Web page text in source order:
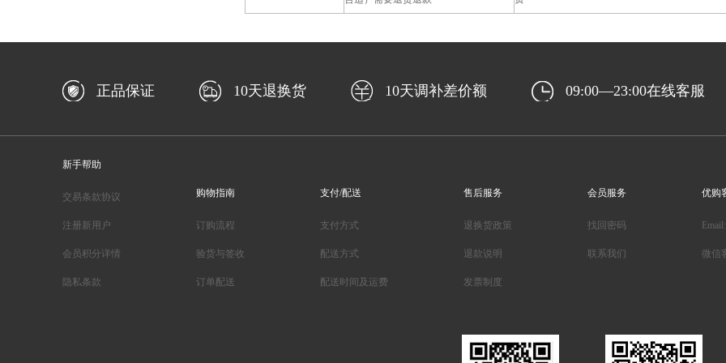
正品保证 10天退换货 10天调补差价额 09:00—23:00在线客服
新手帮助
交易条款协议
注册新用户
会员积分详情
隐私条款
购物指南
订购流程
验货与签收
订单配送
支付/配送
支付方式
配送方式
配送时间及运费
售后服务
退换货政策
退款说明
发票制度
会员服务
找回密码
联系我们
优购
微信